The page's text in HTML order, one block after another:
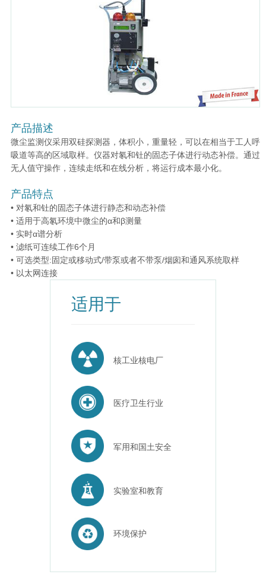
产品描述
微尘监测仪采用双硅探测器，体积小，重量轻，可以在相当于工人呼
吸道等高的区域取样。仪器对氡和钍的固态子体进行动态补偿。通过
无人值守操作，连续走纸和在线分析，将运行成本最小化。
产品特点
• 对氡和钍的固态子体进行静态和动态补偿
• 适用于高氡环境中微尘的α和β测量
• 实时α谱分析
• 滤纸可连续工作6个月
• 可选类型:固定或移动式/带泵或者不带泵/烟囱和通风系统取样
• 以太网连接
适用于
核工业核电厂
医疗卫生行业
军用和国土安全
实验室和教育
环境保护